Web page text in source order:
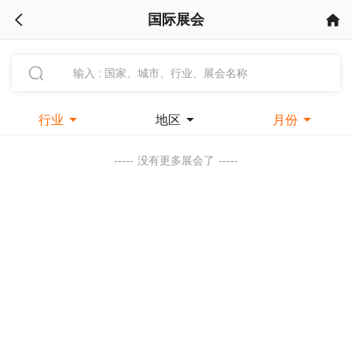
 国际展会 

行业  地区  月份 
----- 没有更多展会了 -----